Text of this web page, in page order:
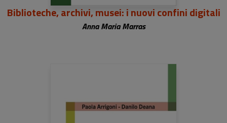
Biblioteche, archivi, musei: i nuovi confini digitali
Anna Maria Marras